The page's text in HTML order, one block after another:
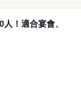
！適合宴會、